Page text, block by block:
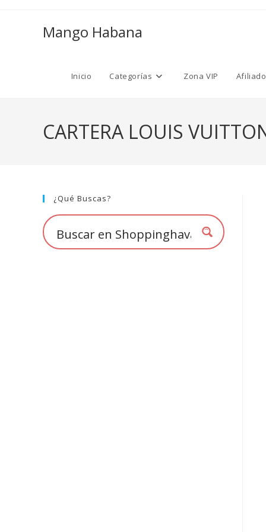
Mango Habana
Inicio Categorías Zona VIP
CARTERA LOUIS
¿Qué Buscas?